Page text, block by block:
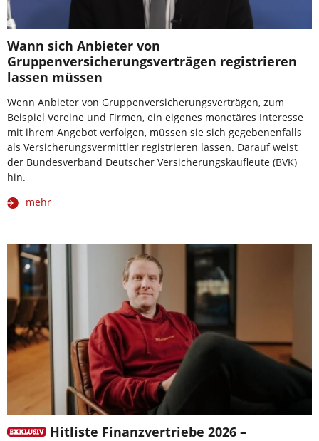
Wann sich Anbieter von
Gruppenversicherungsverträgen registrieren
lassen müssen
Wenn Anbieter von Gruppenversicherungsverträgen, zum
Beispiel Vereine und Firmen, ein eigenes monetäres Interesse
mit ihrem Angebot verfolgen, müssen sie sich gegebenenfalls
als Versicherungsvermittler registrieren lassen. Darauf weist
der Bundesverband Deutscher Versicherungskaufleute (BVK)
hin.
mehr
Hitliste Finanzvertriebe 2026 –